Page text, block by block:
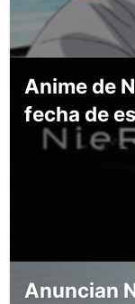
Anime de
fecha de
Anuncian